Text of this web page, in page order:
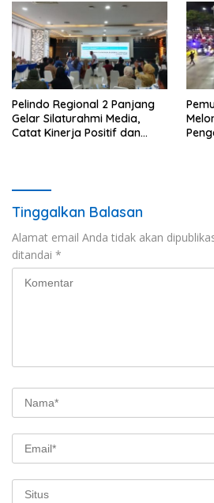
Pelindo Regional 2 Panjang
Gelar Silaturahmi Media,
Catat Kinerja Positif dan
Tinggalkan Balasan
Alamat email Anda tidak akan
ditandai *